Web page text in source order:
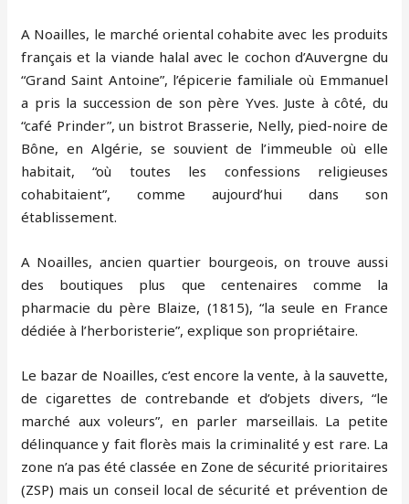
A Noailles, le marché oriental cohabite avec les produits
français et la viande halal avec le cochon d’Auvergne du
“Grand Saint Antoine”, l’épicerie familiale où Emmanuel
a pris la succession de son père Yves. Juste à côté, du
“café Prinder”, un bistrot Brasserie, Nelly, pied-noire de
Bône, en Algérie, se souvient de l’immeuble où elle
habitait, “où toutes les confessions religieuses
cohabitaient”, comme aujourd’hui dans son
établissement.
A Noailles, ancien quartier bourgeois, on trouve aussi
des boutiques plus que centenaires comme la
pharmacie du père Blaize, (1815), “la seule en France
dédiée à l’herboristerie”, explique son propriétaire.
Le bazar de Noailles, c’est encore la vente, à la sauvette,
de cigarettes de contrebande et d’objets divers, “le
marché aux voleurs”, en parler marseillais. La petite
délinquance y fait florès mais la criminalité y est rare. La
zone n’a pas été classée en Zone de sécurité prioritaires
(ZSP) mais un conseil local de sécurité et prévention de